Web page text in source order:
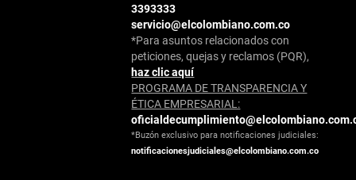
3393333
servicio@elcolombiano.com.co
*Para asuntos relacionados con
peticiones, quejas y reclamos (PQR),
haz clic aquí
PROGRAMA DE TRANSPARENCIA Y
ÉTICA EMPRESARIAL:
*Buzón exclusivo para notificaciones judiciales:
notificacionesjudiciales@elcolombiano.com.co